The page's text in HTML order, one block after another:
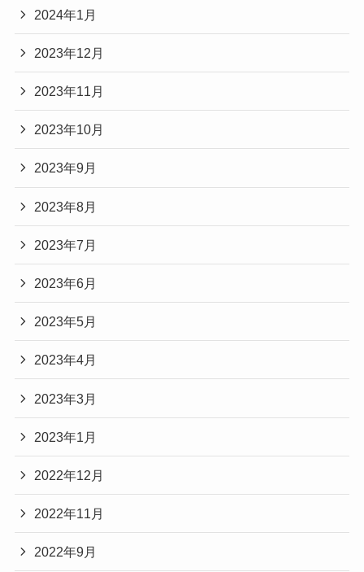
2024年1月
2023年12月
2023年11月
2023年10月
2023年9月
2023年8月
2023年7月
2023年6月
2023年5月
2023年4月
2023年3月
2023年1月
2022年12月
2022年11月
2022年9月